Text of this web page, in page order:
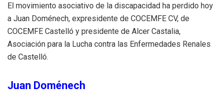
El movimiento asociativo de la discapacidad ha perdido hoy
a Juan Doménech, expresidente de COCEMFE CV, de
COCEMFE Castelló y presidente de Alcer Castalia,
Asociación para la Lucha contra las Enfermedades Renales
de Castelló.
Juan Doménech